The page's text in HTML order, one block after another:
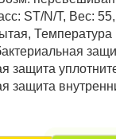
ST/N/T, Вес:
защита
защита